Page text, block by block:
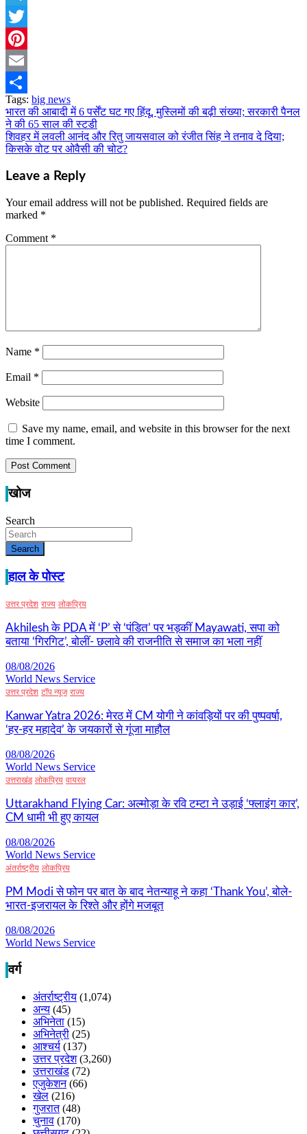
Telegram
Twitter
Pinterest
Email
Share
Tags: big news
Post
navigation
भारत की आबादी में 6 पर्सेंट घट गए हिंदू, मुस्लिमों की बढ़ी संख्या; सरकारी पैनल
ने की 65 साल की स्टडी
शिवहर में लवली आनंद और रितु जायसवाल को रंजीत सिंह ने तनाव दे दिया;
किसके वोट पर ओवैसी की चोट?
Leave a Reply
Your email address will not be published. Required fields are
marked *
Comment *
Name *
Email *
Website
Save my name, email, and website in this browser for the next
time I comment.
खोज
Search
Search
हाल के पोस्ट
उत्तर प्रदेश राज्य लोकप्रिय
Akhilesh के PDA में ‘P’ से ‘पंडित’ पर भड़कीं Mayawati, सपा को
बताया ‘गिरगिट’, बोलीं- छलावे की राजनीति से समाज का भला नहीं
08/08/2026
World News Service
उत्तर प्रदेश टॉप न्यूज राज्य
Kanwar Yatra 2026: मेरठ में CM योगी ने कांवड़ियों पर की पुष्पवर्षा,
‘हर-हर महादेव’ के जयकारों से गूंजा माहौल
08/08/2026
World News Service
उत्तराखंड लोकप्रिय वायरल
Uttarakhand Flying Car: अल्मोड़ा के रवि टम्टा ने उड़ाई ‘फ्लाइंग कार’,
CM धामी भी हुए कायल
08/08/2026
World News Service
अंतर्राष्ट्रीय लोकप्रिय
PM Modi से फोन पर बात के बाद नेतन्याहू ने कहा ‘Thank You’, बोले-
भारत-इजरायल के रिश्ते और होंगे मजबूत
08/08/2026
World News Service
वर्ग
अंतर्राष्ट्रीय (1,074)
अन्य (45)
अभिनेता (15)
अभिनेत्री (25)
आश्चर्य (137)
उत्तर प्रदेश(3,260)
उत्तराखंड (72)
एजुकेशन(66)
खेल (216)
गुजरात(48)
चुनाव (170)